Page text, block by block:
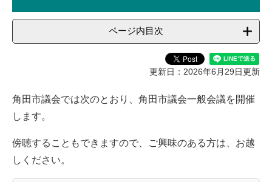
ページ内目次
更新日：2026年6月29日更新
角田市議会では次のとおり、角田市議会一般会議を開催
します。
傍聴することもできますので、ご興味のある方は、お越
しください。